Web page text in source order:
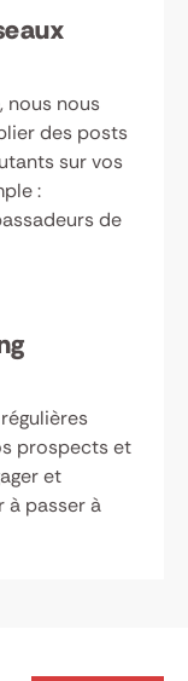
nous nous
des posts
sur vos
:
de
prospects et
et
à passer à